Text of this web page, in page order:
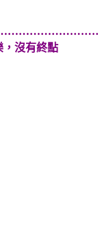
，沒有終點